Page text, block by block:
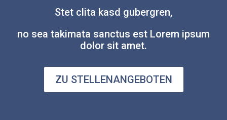
Stet clita kasd gubergren,
no sea takimata sanctus est Lorem ipsum
dolor sit amet.
ZU STELLENANGEBOTEN